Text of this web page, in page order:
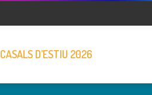
CASALS D’ESTIU 2026